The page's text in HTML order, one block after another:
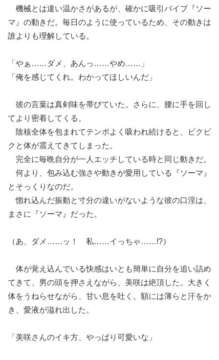
機械とは違い温かさがあるが、確かに吸引バイブ『ソー
マ』の動きだ。毎日のように使っているため、その動きは
誰よりも理解している。
「やぁ……ダメ、あんっ……やめ……」
「俺を感じてくれ。わかってほしいんだ」
彼の言葉は真剣味を帯びていた。さらに、腰に手を回し
てより密着してくる。
陰核全体を包まれてテンポよく吸われ続けると、ビクビ
クと体が震えてきてしまった。
完全に毎晩自分が一人エッチしている時と同じ動きだ。
何より、包み込む強さや動きが愛用している『ソーマ』
とそっくりなのだ。
惚れ込んだ振動と寸分の違いがないような彼の口淫は、
まさに『ソーマ』だった。
（あ、ダメ……ッ！ 私……イっちゃ……!?）
体が覚え込んでいる快感はいとも簡単に自分を追い詰め
てきて、男の頭を押さえながら、美咲は絶頂した。大きく
体をうねらせながら、甘い息を吐く。額には薄らと汗をか
き、愛液が溢れ出した。
「美咲さんのイキ方、やっぱり可愛いな」